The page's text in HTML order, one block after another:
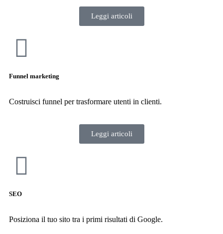
Leggi articoli
Funnel marketing
Costruisci funnel per trasformare utenti in clienti.
Leggi articoli
SEO
Posiziona il tuo sito tra i primi risultati di Google.